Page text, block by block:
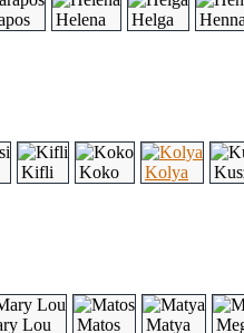
Helena Helga Henna
Kifli Koko Kolya
Lou Matos Matya